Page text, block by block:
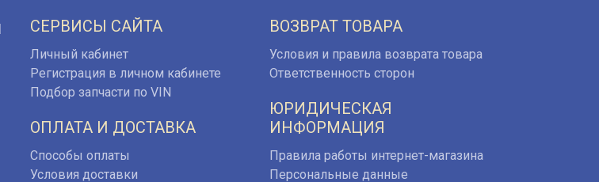
СЕРВИСЫ САЙТА
Личный кабинет
Регистрация в личном кабинете
Подбор запчасти по VIN
ОПЛАТА И ДОСТАВКА
Способы оплаты
Условия доставки
ВОЗВРАТ ТОВАРА
Условия и правила возврата товара
Ответственность сторон
ЮРИДИЧЕСКАЯ
ИНФОРМАЦИЯ
Правила работы интернет-магазина
Персональные данные